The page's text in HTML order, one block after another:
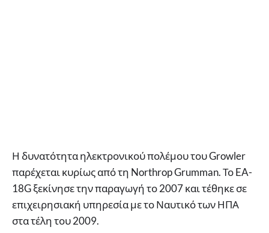
Η δυνατότητα ηλεκτρονικού πολέμου του Growler
παρέχεται κυρίως από τη Northrop Grumman. Το EA-
18G ξεκίνησε την παραγωγή το 2007 και τέθηκε σε
επιχειρησιακή υπηρεσία με το Ναυτικό των ΗΠΑ
στα τέλη του 2009.